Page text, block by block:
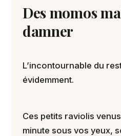
Des momos
damner
L’incontournable du
évidemment.
Ces petits raviolis
minute sous vos yeux,